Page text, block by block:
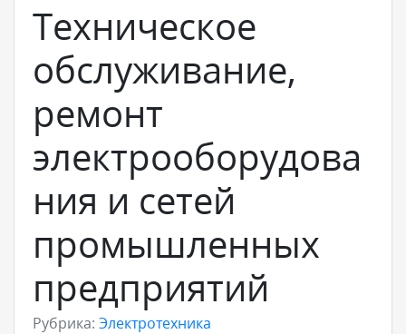
Техническое
обслуживание,
ремонт
электрооборудова
ния и сетей
промышленных
предприятий
Рубрика: Электротехника